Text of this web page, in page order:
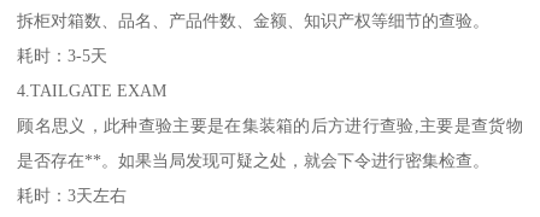
拆柜对箱数、品名、产品件数、金额、知识产权等细节的查验。
耗时：3-5天
4.TAILGATE EXAM
顾名思义，此种查验主要是在集装箱的后方进行查验,主要是查货物
是否存在**。如果当局发现可疑之处，就会下令进行密集检查。
耗时：3天左右